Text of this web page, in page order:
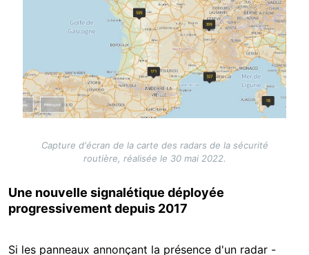
Capture d'écran de la carte des radars de la sécurité
routière, réalisée le 30 mai 2022.
Une nouvelle signalétique déployée
progressivement depuis 2017
Si les panneaux annonçant la présence d'un radar -